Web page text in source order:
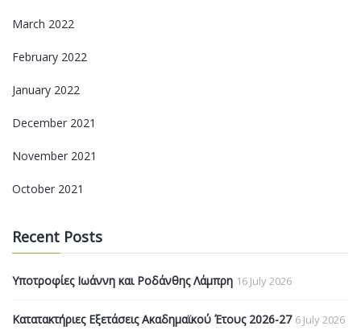
March 2022
February 2022
January 2022
December 2021
November 2021
October 2021
Recent Posts
Υποτροφίες Ιωάννη και Ροδάνθης Λάμπρη 16 July 2026
Κατατακτήριες Εξετάσεις Ακαδημαϊκού Έτους 2026-27 6 July 2026